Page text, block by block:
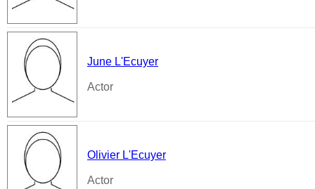
June L'Ecuyer
Actor
Olivier L'Ecuyer
Actor